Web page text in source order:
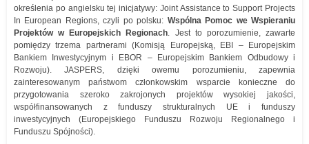
określenia po angielsku tej inicjatywy: Joint Assistance to Support Projects
In European Regions, czyli po polsku: Wspólna Pomoc we Wspieraniu
Projektów w Europejskich Regionach. Jest to porozumienie, zawarte
pomiędzy trzema partnerami (Komisją Europejską, EBI – Europejskim
Bankiem Inwestycyjnym i EBOR – Europejskim Bankiem Odbudowy i
Rozwoju). JASPERS, dzięki owemu porozumieniu, zapewnia
zainteresowanym państwom członkowskim wsparcie konieczne do
przygotowania szeroko zakrojonych projektów wysokiej jakości,
współfinansowanych z funduszy strukturalnych UE i funduszy
inwestycyjnych (Europejskiego Funduszu Rozwoju Regionalnego i
Funduszu Spójności).